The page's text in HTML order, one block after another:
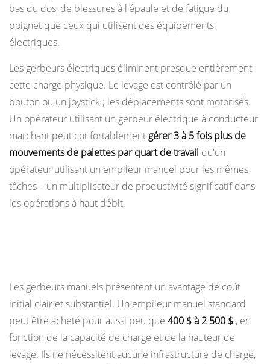
bas du dos, de blessures à l'épaule et de fatigue du
poignet que ceux qui utilisent des équipements
électriques.
Les gerbeurs électriques éliminent presque entièrement
cette charge physique. Le levage est contrôlé par un
bouton ou un joystick ; les déplacements sont motorisés.
Un opérateur utilisant un gerbeur électrique à conducteur
marchant peut confortablement gérer 3 à 5 fois plus de
mouvements de palettes par quart de travail qu'un
opérateur utilisant un empileur manuel pour les mêmes
tâches – un multiplicateur de productivité significatif dans
les opérations à haut débit.
Les gerbeurs manuels présentent un avantage de coût
initial clair et substantiel. Un empileur manuel standard
peut être acheté pour aussi peu que 400 $ à 2 500 $ , en
fonction de la capacité de charge et de la hauteur de
levage. Ils ne nécessitent aucune infrastructure de charge,